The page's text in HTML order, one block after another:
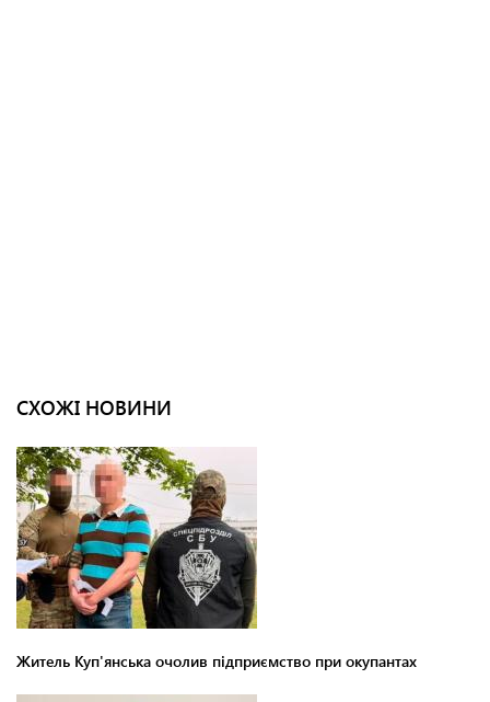
СХОЖІ НОВИНИ
Житель Куп'янська очолив підприємство при окупантах